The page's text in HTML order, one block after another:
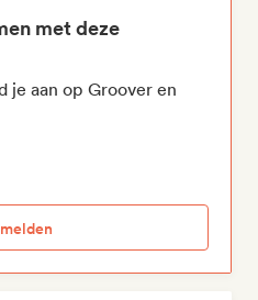
met deze
je aan op Groover en